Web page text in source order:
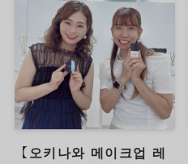
【오키나와 메이크업 레